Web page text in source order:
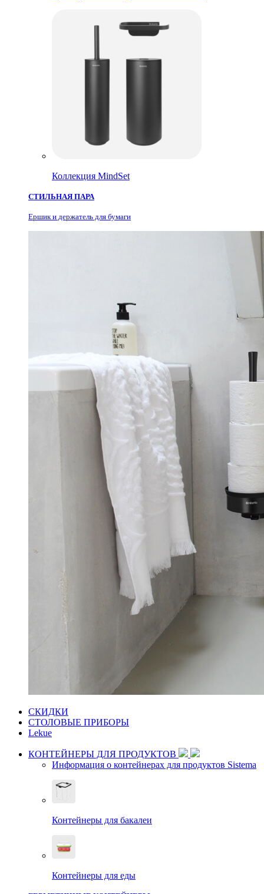
Коллекция MindSet
СТИЛЬНАЯ ПАРА
Ершик и держатель для бумаги
СКИДКИ
СТОЛОВЫЕ ПРИБОРЫ
Lekue
КОНТЕЙНЕРЫ ДЛЯ ПРОДУКТОВ
Информация о контейнерах для продуктов Sistema
Контейнеры для бакалеи
Контейнеры для еды